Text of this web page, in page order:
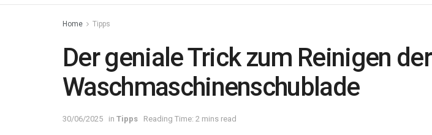
Home Tipps
Der geniale Trick zum Reinigen der
Waschmaschinenschublade
30/06/2025 in Tipps Reading Time: 2 mins read